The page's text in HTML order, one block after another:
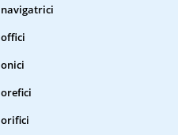
navigatrici
offici
onici
orefici
orifici